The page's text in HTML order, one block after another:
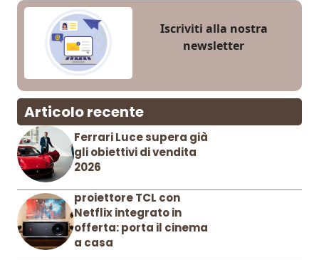
Iscriviti alla nostra
newsletter
Articolo recente
Ferrari Luce supera già
gli obiettivi di vendita
2026
proiettore TCL con
Netflix integrato in
offerta: porta il cinema
a casa